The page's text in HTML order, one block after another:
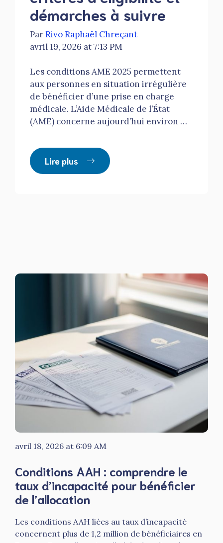
démarches à suivre
ParRivo Raphaël Chreçant
avril 19, 2026 at 7:13 PM
Les conditions AME 2025 permettent
aux personnes en situation irrégulière
de bénéficier d’une prise en charge
médicale. L’Aide Médicale de l’État
(AME) concerne aujourd’hui environ …
Lire plus
avril 18, 2026 at 6:09 AM
Conditions AAH : comprendre le
taux d’incapacité pour bénéficier
de l’allocation
Les conditions AAH liées au taux d’incapacité
concernent plus de 1,2 million de bénéficiaires en